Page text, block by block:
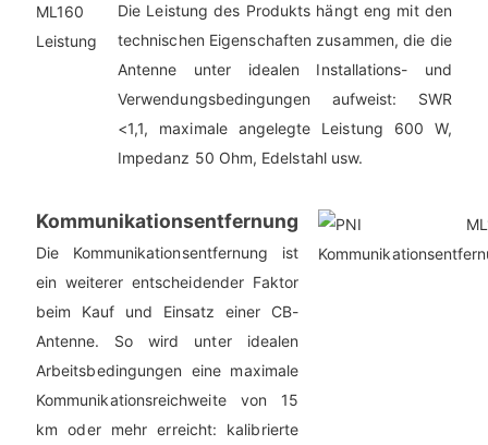
Die Leistung des Produkts hängt eng mit den
technischen Eigenschaften zusammen, die die
Antenne unter idealen Installations- und
Verwendungsbedingungen aufweist: SWR
<1,1, maximale angelegte Leistung 600 W,
Impedanz 50 Ohm, Edelstahl usw.
Kommunikationsentfernung
Die Kommunikationsentfernung ist
ein weiterer entscheidender Faktor
beim Kauf und Einsatz einer CB-
Antenne. So wird unter idealen
Arbeitsbedingungen eine maximale
Kommunikationsreichweite von 15
km oder mehr erreicht: kalibrierte